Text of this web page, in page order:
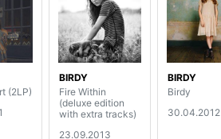
(2LP)
BIRDY
Fire Within
(deluxe edition
with extra tracks)
23.09.2013
BIRDY
Birdy
30.04.2012